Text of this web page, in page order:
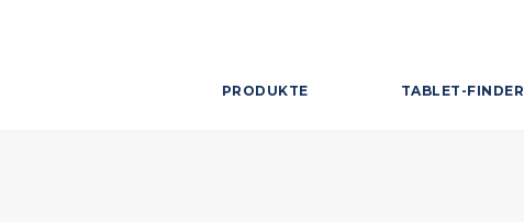
PRODUKTE TABLET-FINDER